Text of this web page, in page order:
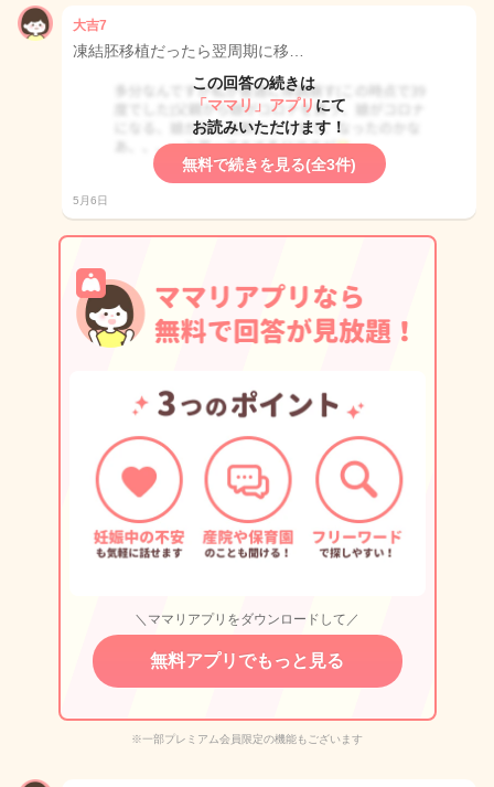
大吉7
凍結胚移植だったら翌周期に移…
この回答の続きは
「ママリ」アプリ にて
お読みいただけます！
無料で続きを見る(全3件)
5月6日
＼ママリアプリをダウンロードして／
無料アプリでもっと見る
※一部プレミアム会員限定の機能もございます